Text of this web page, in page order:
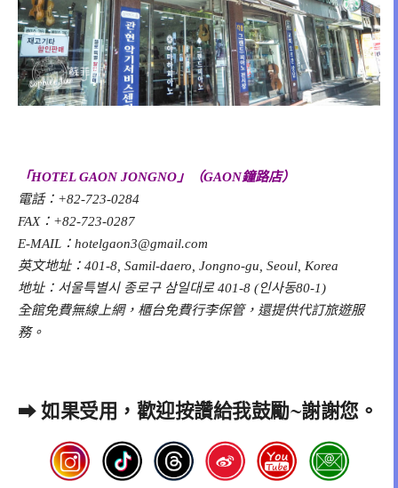
「HOTEL GAON JONGNO」（GAON鐘路店）
電話：+82-723-0284
FAX：+82-723-0287
E-MAIL： hotelgaon3@gmail.com
英文地址：401-8, Samil-daero, Jongno-gu, Seoul, Korea
地址：서울특별시 종로구 삼일대로 401-8 (인사동80-1)
全館免費無線上網，櫃台免費行李保管，還提供代訂旅遊服
務。
➡如果受用，歡迎按讚給我鼓勵~謝謝您。